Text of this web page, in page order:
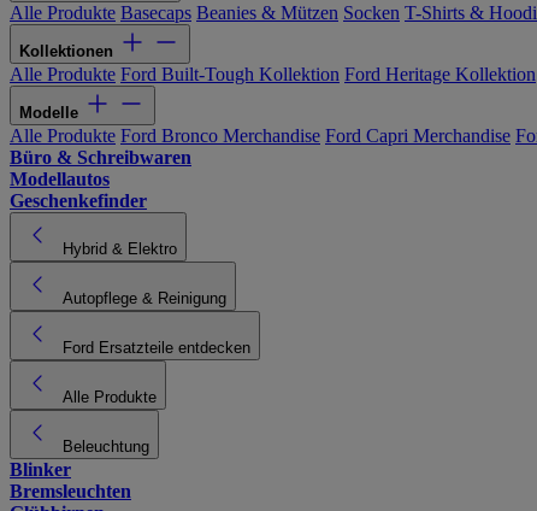
Alle Produkte Basecaps Beanies & Mützen Socken T-Shirts &
Kollektionen
Alle Produkte Ford Built-Tough Kollektion Ford Heritage Kollektion
Modelle
Alle Produkte Ford Bronco Merchandise Ford Capri Merchandise
Büro & Schreibwaren
Modellautos
Geschenkefinder
Hybrid & Elektro
Autopflege & Reinigung
Ford Ersatzteile entdecken
Alle Produkte
Beleuchtung
Blinker
Bremsleuchten